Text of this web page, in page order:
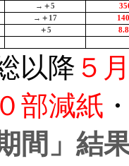
→＋5
→＋ 17
＋5 8.8
以降 ５
部減紙
間」結